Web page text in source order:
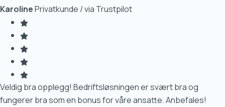
KarolinePrivatkunde / via Trustpilot
Veldig bra opplegg! Bedriftsløsningen er svært bra og
fungerer bra som en bonus for våre ansatte. Anbefales!